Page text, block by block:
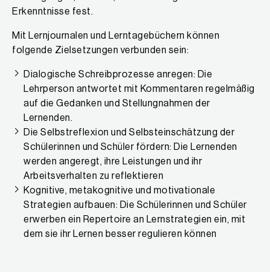
Erkenntnisse fest.
Mit Lernjournalen und Lerntagebüchern können
folgende Zielsetzungen verbunden sein:
Dialogische Schreibprozesse anregen: Die
Lehrperson antwortet mit Kommentaren regelmäßig
auf die Gedanken und Stellungnahmen der
Lernenden.
Die Selbstreflexion und Selbsteinschätzung der
Schülerinnen und Schüler fördern: Die Lernenden
werden angeregt, ihre Leistungen und ihr
Arbeitsverhalten zu reflektieren
Kognitive, metakognitive und motivationale
Strategien aufbauen: Die Schülerinnen und Schüler
erwerben ein Repertoire an Lernstrategien ein, mit
dem sie ihr Lernen besser regulieren können